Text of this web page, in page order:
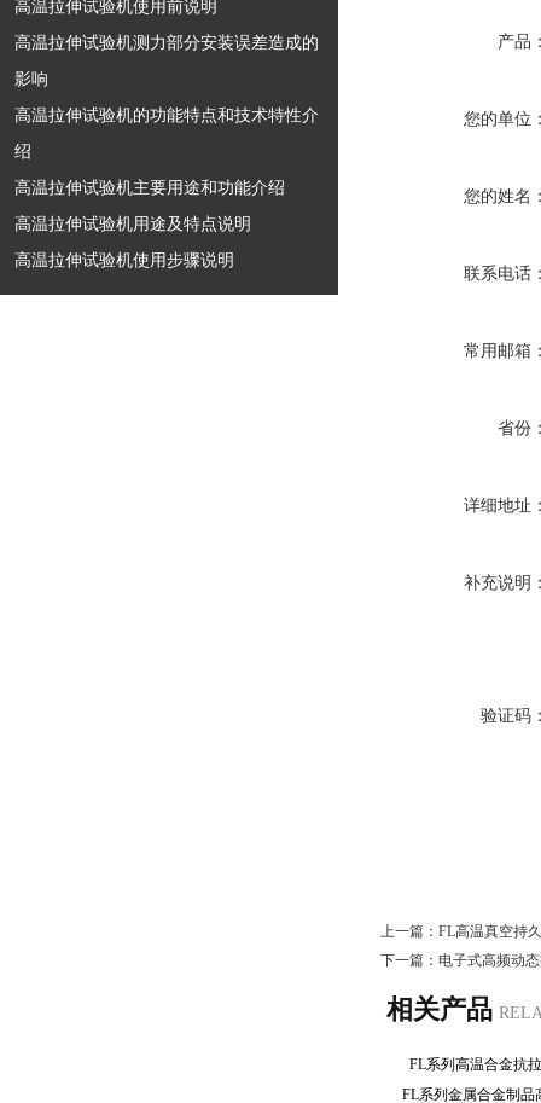
高温拉伸试验机使用前说明
高温拉伸试验机测力部分安装误差造成的
影响
高温拉伸试验机的功能特点和技术特性介
绍
高温拉伸试验机主要用途和功能介绍
高温拉伸试验机用途及特点说明
高温拉伸试验机使用步骤说明
产品
您的单位
您的姓名
联系电话
常用邮箱
省份
详细地址
补充说明
验证码
上一篇： FL高温真空持
下一篇： 电子式高频动
相关产品
FL系列高温合金抗
FL系列金属合金制